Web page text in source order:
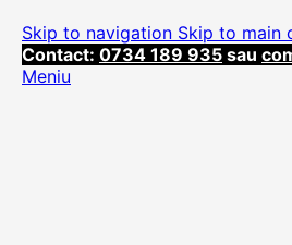
Skip to navigation Skip to main
Contact: 0734 189 935 sau
Meniu